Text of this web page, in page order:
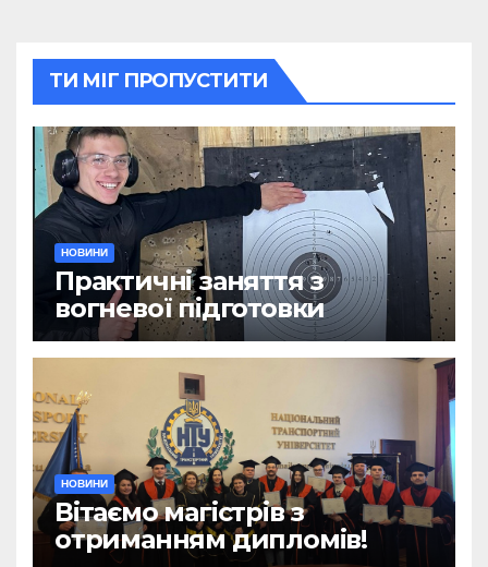
ТИ МІГ ПРОПУСТИТИ
НОВИНИ
Практичні заняття з
вогневої підготовки
НОВИНИ
Вітаємо магістрів з
отриманням дипломів!